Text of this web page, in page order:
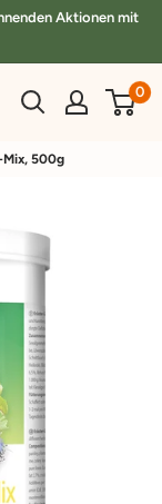
Aktionen mit
0
500g